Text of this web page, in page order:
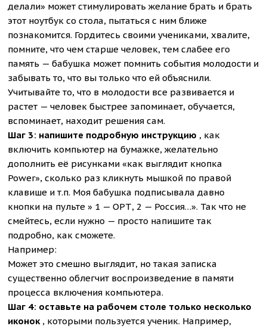
делали» может стимулировать желание брать и брать
этот ноутбук со стола, пытаться с ним ближе
познакомится. Гордитесь своими учениками, хвалите,
помните, что чем старше человек, тем слабее его
память — бабушка может помнить события молодости и
забывать то, что вы только что ей объяснили.
Учитывайте то, что в молодости все развивается и
растет — человек быстрее запоминает, обучается,
вспоминает, находит решения сам.
Шаг 3: напишите подробную инструкцию , как
включить компьютер на бумажке, желательно
дополнить её рисунками «как выглядит кнопка
Power», сколько раз кликнуть мышкой по правой
клавише и т.п. Моя бабушка подписывала давно
кнопки на пульте » 1 — ОРТ, 2 — Россия…». Так что не
смейтесь, если нужно — просто напишите так
подробно, как сможете.
Например:
Может это смешно выглядит, но такая записка
существенно облегчит воспроизведение в памяти
процесса включения компьютера.
Шаг 4: оставьте на рабочем столе только несколько
иконок , которыми пользуется ученик. Например,